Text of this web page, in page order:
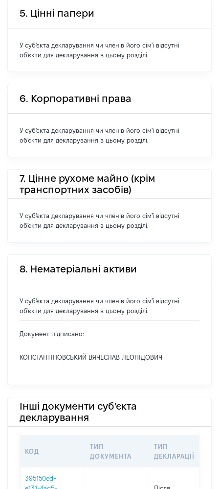
5. Цінні папери
У суб'єкта декларування чи членів його сім'ї відсутні
об'єкти для декларування в цьому розділі.
6. Корпоративні права
У суб'єкта декларування чи членів його сім'ї відсутні
об'єкти для декларування в цьому розділі.
7. Цінне рухоме майно (крім
транспортних засобів)
У суб'єкта декларування чи членів його сім'ї відсутні
об'єкти для декларування в цьому розділі.
8. Нематеріальні активи
У суб'єкта декларування чи членів його сім'ї відсутні
об'єкти для декларування в цьому розділі.
Документ підписано:
КОНСТАНТІНОВСЬКИЙ ВЯЧЕСЛАВ ЛЕОНІДОВИЧ
Інші документи суб'єкта
декларування
КОД
ТИП
ДОКУМЕНТА
ТИП
ДЕКЛАРАЦІЇ
395150ed-